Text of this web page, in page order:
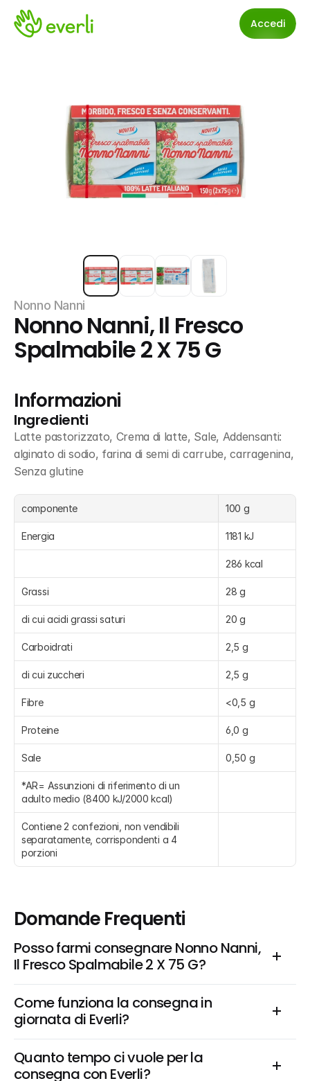
Accedi
Nonno Nanni
Nonno Nanni, Il Fresco
Spalmabile 2 X 75 G
Informazioni
Ingredienti
Latte pastorizzato, Crema di latte, Sale, Addensanti:
alginato di sodio, farina di semi di carrube, carragenina,
Senza glutine
componente 100 g
Energia 1181 kJ
286 kcal
Grassi 28 g
di cui acidi grassi saturi 20 g
Carboidrati 2,5 g
di cui zuccheri 2,5 g
Fibre <0,5 g
Proteine 6,0 g
Sale 0,50 g
*AR= Assunzioni di riferimento di un
adulto medio (8400 kJ/2000 kcal)
Contiene 2 confezioni, non vendibili
separatamente, corrispondenti a 4
porzioni
Domande Frequenti
Posso farmi consegnare Nonno Nanni,
Il Fresco Spalmabile 2 X 75 G?
Come funziona la consegna in
giornata di Everli?
Quanto tempo ci vuole per la
consegna con Everli?